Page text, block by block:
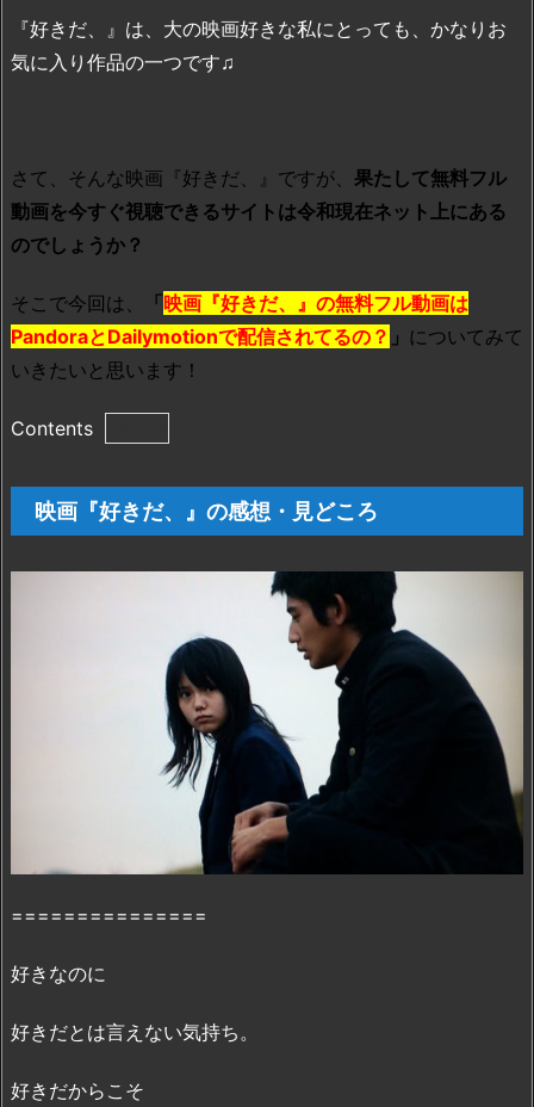
『好きだ、』は、大の映画好きな私にとっても、かなりお
気に入り作品の一つです♫
さて、そんな映画『好きだ、』ですが、 果たして無料フル
動画を今すぐ視聴できるサイトは令和現在ネット上にある
のでしょうか？
そこで今回は、 「映画『好きだ、』の無料フル動画は
PandoraとDailymotionで配信されてるの？ 」 についてみて
いきたいと思います！
Contents
映
画
映
き
の
料
映画『好きだ、』の感想・見どころ
===============
好きなのに
好きだとは言えない気持ち。
好きだからこそ